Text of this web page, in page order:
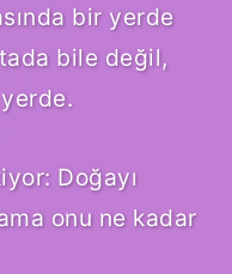
bir yerde
bile değil,
Doğayı
onu ne kadar